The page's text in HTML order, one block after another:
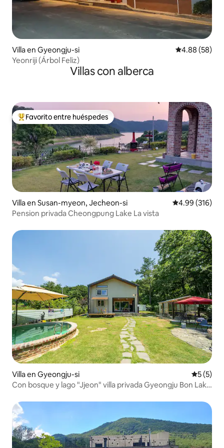
Villa en Gyeongju-si Calificación
4.88 (58)
Yeonriji (Árbol Feliz)
Villas con alberca
De los mejores en Favorito entre huéspedes
Favorito entre huéspedes
Villa en Susan-myeon, Jecheon-si Calificación
4.99 (316)
Pension privada Cheongpung Lake La vista
Villa en Gyeongju-si
5 (5)
Con bosque y lago "Jjeon" villa privada Gyeongju Bon Lake